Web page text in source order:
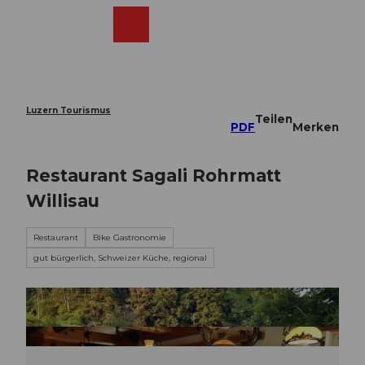
Luzern Tourismus
PDF
Teilen
Merken
Restaurant Sagali Rohrmatt
Willisau
Restaurant
Bike Gastronomie
gut bürgerlich, Schweizer Küche, regional